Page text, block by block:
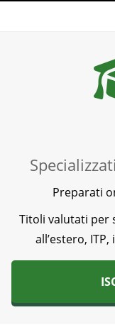
Preparati
Titoli valutati per
all’estero,